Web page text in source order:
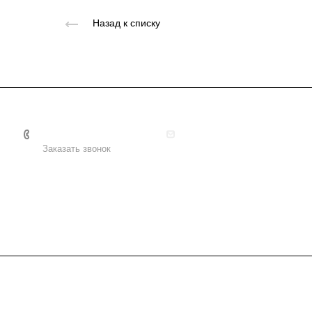
Назад к списку
Заказать звонок